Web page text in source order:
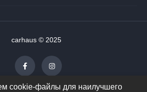
carhaus © 2025
cookie-файлы для наилучшего